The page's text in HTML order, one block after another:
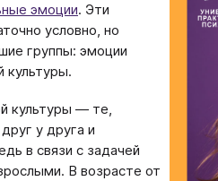
эмоции. Эти
условно, но
группы: эмоции
культуры.
культуры — те,
у друга и
в связи с задачей
В возрасте от